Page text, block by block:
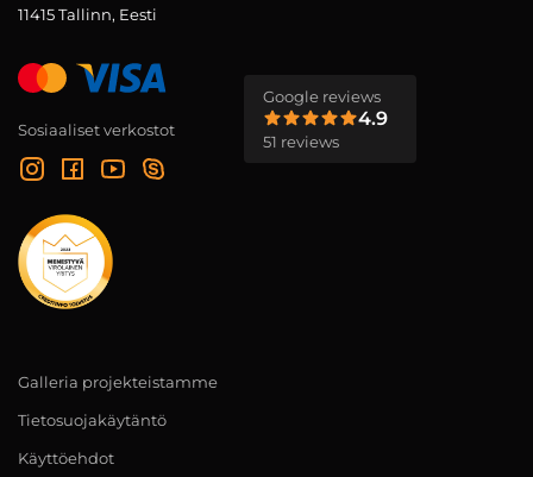
11415 Tallinn, Eesti
Sosiaaliset verkostot
Google reviews
4.9
51 reviews
Galleria projekteistamme
Tietosuojakäytäntö
Käyttöehdot